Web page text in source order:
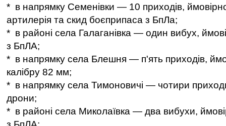
* в напрямку Семенівки — 10 приходів,
артилерія та скид боєприпаса з БпЛа;
* в районі села Галаганівка — один вибух,
з БпЛА;
* в напрямку села Блешня — п'ять приходів,
калібру 82 мм;
* в напрямку села Тимоновичі — чотири
дрони;
* в районі села Миколаївка — два вибухи,